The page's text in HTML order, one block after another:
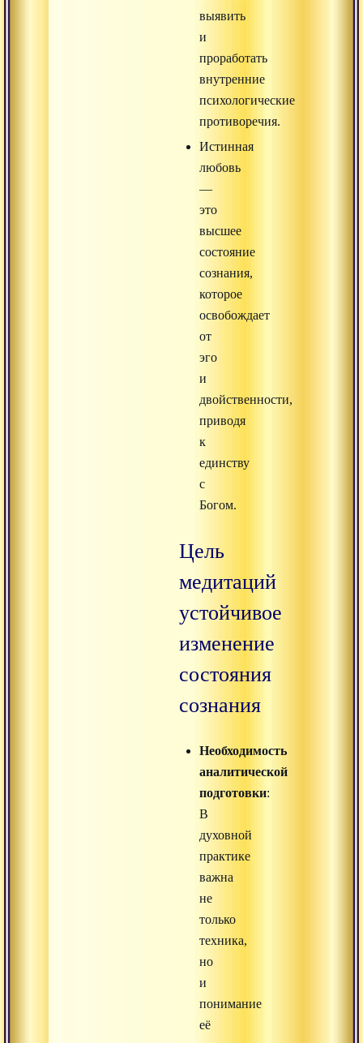
выявить
и
проработать
внутренние
психологические
противоречия.
Истинная
любовь
—
это
высшее
состояние
сознания,
которое
освобождает
от
эго
и
двойственности,
приводя
к
единству
с
Богом.
Цель
медитаций
устойчивое
изменение
состояния
сознания
Необходимость
аналитической
подготовки:
В
духовной
практике
важна
не
только
техника,
но
и
понимание
её